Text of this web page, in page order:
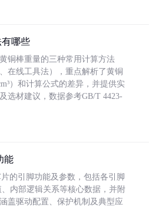
哪些
铜棒重量的三种常用计算方法
在线工具法），重点解析了黄铜
）和计算公式的差异，并提供实
选材建议，数据参考GB/T 4423-
能
的引脚功能及参数，包括各引脚
内部逻辑关系等核心数据，并附
盖驱动配置、保护机制及典型应